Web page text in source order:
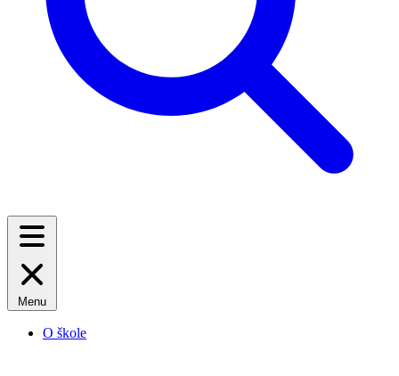
Menu
O škole